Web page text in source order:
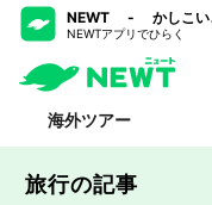
NEWT - かしこい
NEWTアプリでひらく
海外ツアー
旅行の記事